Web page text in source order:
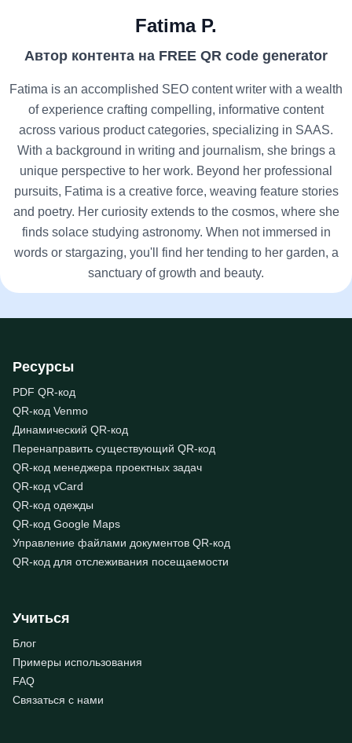
Fatima P.
Автор контента на FREE QR code generator
Fatima is an accomplished SEO content writer with a wealth
of experience crafting compelling, informative content
across various product categories, specializing in SAAS.
With a background in writing and journalism, she brings a
unique perspective to her work. Beyond her professional
pursuits, Fatima is a creative force, weaving feature stories
and poetry. Her curiosity extends to the cosmos, where she
finds solace studying astronomy. When not immersed in
words or stargazing, you'll find her tending to her garden, a
sanctuary of growth and beauty.
Ресурсы
PDF QR-код
QR-код Venmo
Динамический QR-код
Перенаправить существующий QR-код
QR-код менеджера проектных задач
QR-код vCard
QR-код одежды
QR-код Google Maps
Управление файлами документов QR-код
QR-код для отслеживания посещаемости
Учиться
Блог
Примеры использования
FAQ
Связаться с нами